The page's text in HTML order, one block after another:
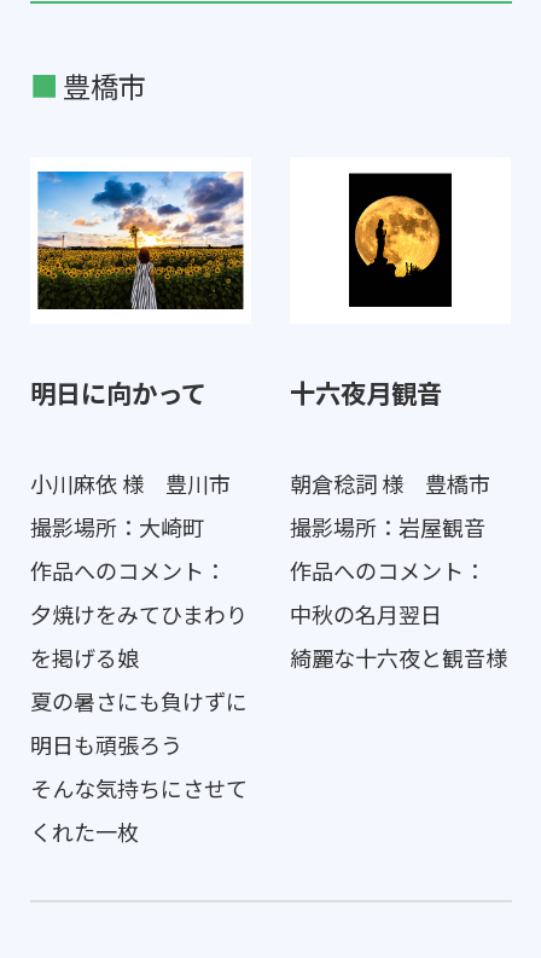
豊橋市
明日に向かって
小川麻依 様 豊川市
撮影場所：大崎町
作品へのコメント：
夕焼けをみてひまわり
を掲げる娘
夏の暑さにも負けずに
明日も頑張ろう
そんな気持ちにさせて
くれた一枚
十六夜月観音
朝倉稔詞 様 豊橋市
撮影場所：岩屋観音
作品へのコメント：
中秋の名月翌日
綺麗な十六夜と観音様